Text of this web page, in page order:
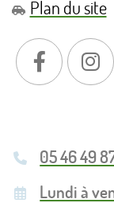
Plan du site
05 46 49
Lundi à